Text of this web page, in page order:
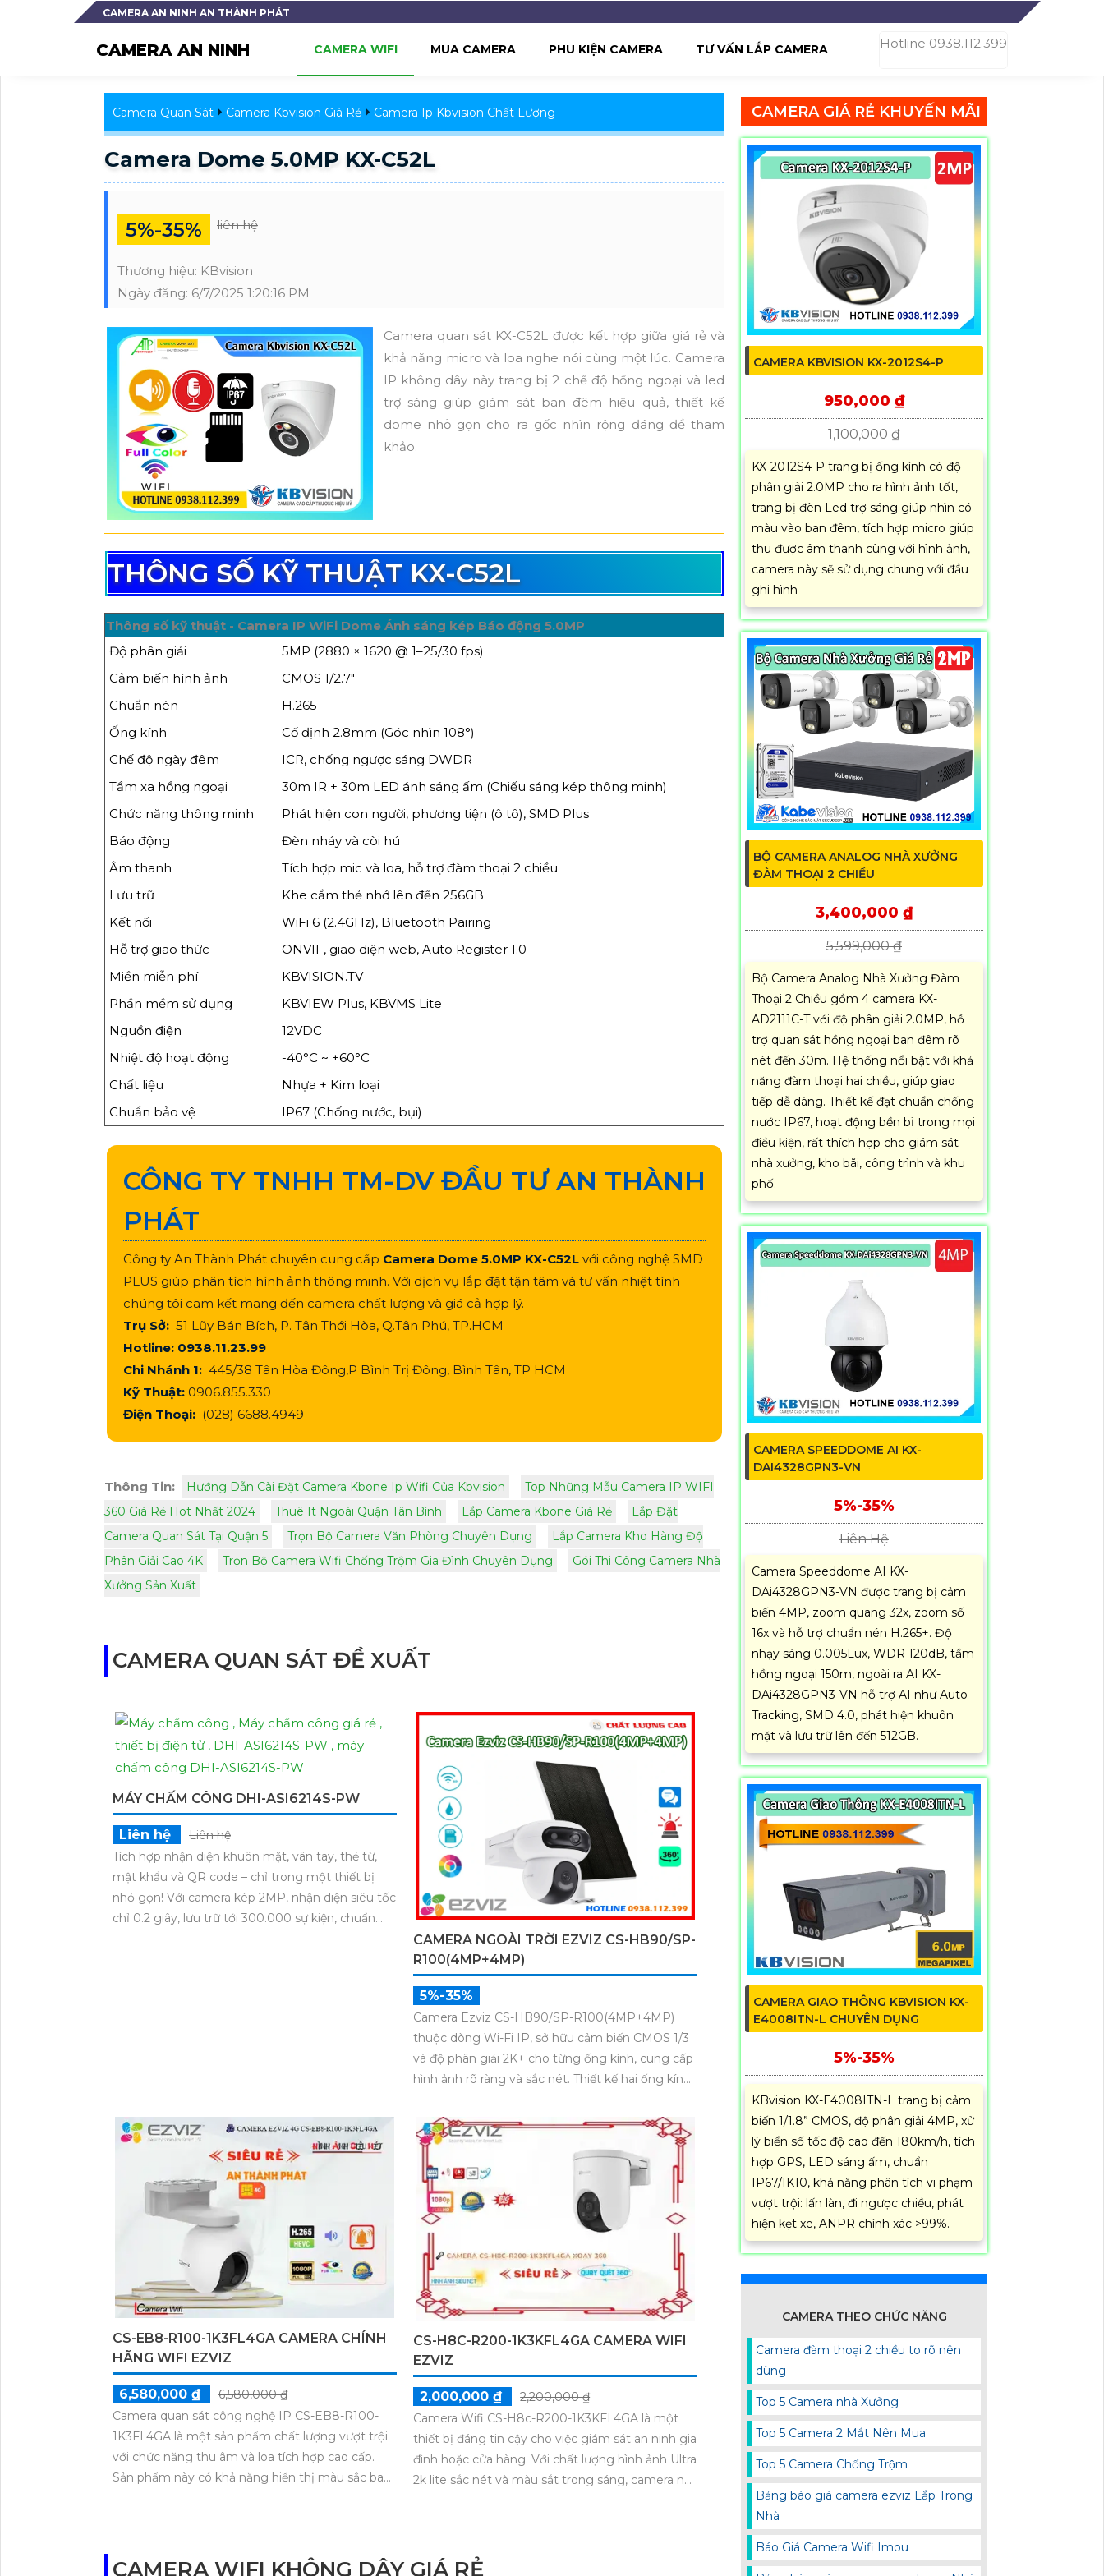
CAMERA AN NINH AN THÀNH PHÁT
CAMERA AN NINH Hotline 0938.112.399
CAMERA WIFI MUA CAMERA PHU KIỆN CAMERA TƯ VẤN LẮP CAMERA
Camera Quan Sát Camera Kbvision Giá Rẻ Camera Ip Kbvision Chất Lượng
Camera Dome 5.0MP KX-C52L
5%-35% liên hệ
Thương hiệu: KBvision
Ngày đăng: 6/7/2025 1:20:16 PM
Camera quan sát KX-C52L được kết hợp giữa giá rẻ và
khả năng micro và loa nghe nói cùng một lúc. Camera
IP không dây này trang bị 2 chế độ hồng ngoại và led
trợ sáng giúp giám sát ban đêm hiệu quả, thiết kế
dome nhỏ gọn cho ra gốc nhìn rộng đáng để tham
khảo.
THÔNG SỐ KỸ THUẬT KX-C52L
Thông số kỹ thuật - Camera IP WiFi Dome Ánh sáng kép Báo động 5.0MP
Độ phân giải
5MP (2880 × 1620 @ 1–25/30 fps)
Cảm biến hình ảnh
CMOS 1/2.7"
Chuẩn nén
H.265
Ống kính
Cố định 2.8mm (Góc nhìn 108°)
Chế độ ngày đêm
ICR, chống ngược sáng DWDR
Tầm xa hồng ngoại
30m IR + 30m LED ánh sáng ấm (Chiếu sáng kép thông minh)
Chức năng thông minh
Phát hiện con người, phương tiện (ô tô), SMD Plus
Báo động
Đèn nháy và còi hú
Âm thanh
Tích hợp mic và loa, hỗ trợ đàm thoại 2 chiều
Lưu trữ
Khe cắm thẻ nhớ lên đến 256GB
Kết nối
WiFi 6 (2.4GHz), Bluetooth Pairing
Hỗ trợ giao thức
ONVIF, giao diện web, Auto Register 1.0
Miền miễn phí
KBVISION.TV
Phần mềm sử dụng
KBVIEW Plus, KBVMS Lite
Nguồn điện
12VDC
Nhiệt độ hoạt động
-40°C ~ +60°C
Chất liệu
Nhựa + Kim loại
Chuẩn bảo vệ
IP67 (Chống nước, bụi)
CÔNG TY TNHH TM-DV ĐẦU TƯ AN THÀNH
PHÁT
Công ty An Thành Phát chuyên cung cấp Camera Dome 5.0MP KX-C52L với công nghệ SMD
PLUS giúp phân tích hình ảnh thông minh. Với dịch vụ lắp đặt tận tâm và tư vấn nhiệt tình
chúng tôi cam kết mang đến camera chất lượng và giá cả hợp lý.
Trụ Sở: 51 Lũy Bán Bích, P. Tân Thới Hòa, Q.Tân Phú, TP.HCM
Hotline: 0938.11.23.99
Chi Nhánh 1: 445/38 Tân Hòa Đông,P Bình Trị Đông, Bình Tân, TP HCM
Kỹ Thuật: 0906.855.330
Điện Thoại: (028) 6688.4949
Thông Tin: Hướng Dẫn Cài Đặt Camera Kbone Ip Wifi Của Kbvision
Top Những Mẫu Camera IP WIFI
360 Giá Rẻ Hot Nhất 2024
Thuê It Ngoài Quận Tân Bình Lắp Camera Kbone Giá Rẻ
Lắp Đặt
Camera Quan Sát Tại Quận 5
Trọn Bộ Camera Văn Phòng Chuyên Dụng
Lắp Camera Kho Hàng Độ
Phân Giải Cao 4K
Trọn Bộ Camera Wifi Chống Trộm Gia Đình Chuyên Dụng
Gói Thi Công Camera Nhà
Xưởng Sản Xuất
CAMERA QUAN SÁT ĐỀ XUẤT
MÁY CHẤM CÔNG DHI-ASI6214S-PW
Liên hệ
Liên hệ
Tích hợp nhận diện khuôn mặt, vân tay, thẻ từ,
mật khẩu và QR code – chỉ trong một thiết bị
nhỏ gọn! Với camera kép 2MP, nhận diện siêu tốc
chỉ 0.2 giây, lưu trữ tới 300.000 sự kiện, chuẩn
CAMERA NGOÀI TRỜI EZVIZ CS-HB90/SP-
R100(4MP+4MP)
5%-35%
Camera Ezviz CS-HB90/SP-R100(4MP+4MP)
thuộc dòng Wi-Fi IP, sở hữu cảm biến CMOS 1/3
và độ phân giải 2K+ cho từng ống kính, cung cấp
hình ảnh rõ ràng và sắc nét. Thiết kế hai ống kính
dàng cho phép quan sát toàn diện. Công nghệ
nén H.265 tiết kiệm bộ nhớ, hỗ trợ thẻ nhớ tối đa
512GB.
CS-EB8-R100-1K3FL4GA CAMERA CHÍNH
HÃNG WIFI EZVIZ
6,580,000 ₫
6,580,000 ₫
Camera quan sát công nghệ IP CS-EB8-R100-
1K3FL4GA là một sản phẩm chất lượng vượt trội
với chức năng thu âm và loa tích hợp cao cấp.
Sản phẩm này có khả năng hiển thị màu sắc ban
Progressive Scan CMOS, camera mang đến hình
CS-H8C-R200-1K3KFL4GA CAMERA WIFI
EZVIZ
2,000,000 ₫
2,200,000 ₫
Camera Wifi CS-H8c-R200-1K3KFL4GA là một
thiết bị đáng tin cậy cho việc giám sát an ninh gia
đình hoặc cửa hàng. Với chất lượng hình ảnh Ultra
2k lite sắc nét và màu sắt trong sáng, camera này
đến 30m. Thiết bị này cũng có khả năng xoay 360
CAMERA WIFI KHÔNG DÂY GIÁ RẺ
CAMERA GIÁ RẺ KHUYẾN MÃI
CAMERA KBVISION KX-2012S4-P
950,000 ₫
1,100,000 ₫
KX-2012S4-P trang bị ống kính có độ
phân giải 2.0MP cho ra hình ảnh tốt,
trang bị đèn Led trợ sáng giúp nhìn có
màu vào ban đêm, tích hợp micro giúp
thu được âm thanh cùng với hình ảnh,
camera này sẽ sử dụng chung với đầu
ghi hình
BỘ CAMERA ANALOG NHÀ XƯỞNG
ĐÀM THOẠI 2 CHIỀU
3,400,000 ₫
5,599,000 ₫
Bộ Camera Analog Nhà Xưởng Đàm
Thoại 2 Chiều gồm 4 camera KX-
AD2111C-T với độ phân giải 2.0MP, hỗ
trợ quan sát hồng ngoại ban đêm rõ
nét đến 30m. Hệ thống nổi bật với khả
năng đàm thoại hai chiều, giúp giao
tiếp dễ dàng. Thiết kế đạt chuẩn chống
nước IP67, hoạt động bền bỉ trong mọi
điều kiện, rất thích hợp cho giám sát
nhà xưởng, kho bãi, công trình và khu
phố.
CAMERA SPEEDDOME AI KX-
DAI4328GPN3-VN
5%-35%
Liên Hệ
Camera Speeddome AI KX-
DAi4328GPN3-VN được trang bị cảm
biến 4MP, zoom quang 32x, zoom số
16x và hỗ trợ chuẩn nén H.265+. Độ
nhạy sáng 0.005Lux, WDR 120dB, tầm
hồng ngoại 150m, ngoài ra AI KX-
DAi4328GPN3-VN hỗ trợ AI như Auto
Tracking, SMD 4.0, phát hiện khuôn
mặt và lưu trữ lên đến 512GB.
CAMERA GIAO THÔNG KBVISION KX-
E4008ITN-L CHUYÊN DỤNG
5%-35%
KBvision KX-E4008ITN-L trang bị cảm
biến 1/1.8” CMOS, độ phân giải 4MP, xử
lý biển số tốc độ cao đến 180km/h, tích
hợp GPS, LED sáng ấm, chuẩn
IP67/IK10, khả năng phân tích vi phạm
vượt trội: lấn làn, đi ngược chiều, phát
hiện kẹt xe, ANPR chính xác >99%.
CAMERA THEO CHỨC NĂNG
Camera đàm thoại 2 chiều to rõ nên
dùng
Top 5 Camera nhà Xưởng
Top 5 Camera 2 Mắt Nên Mua
Top 5 Camera Chống Trộm
Bảng báo giá camera ezviz Lắp Trong
Nhà
Báo Giá Camera Wifi Imou